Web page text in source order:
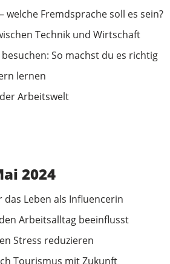
welche Fremdsprache soll es sein?
Technik und Wirtschaft
So machst du es richtig
lernen
Arbeitswelt
2024
das Leben als Influencerin
Arbeitsalltag beeinflusst
Stress reduzieren
Tourismus mit Zukunft